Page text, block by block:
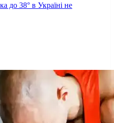
до 38° в Україні не